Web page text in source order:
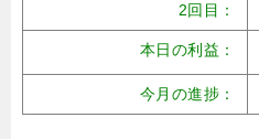
2回目：
本日の利益：
今月の進捗：